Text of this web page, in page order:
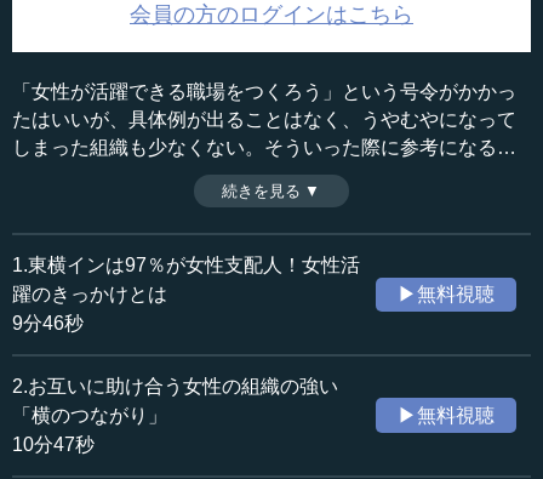
会員の方のログインはこちら
「女性が活躍できる職場をつくろう」という号令がかかっ
たはいいが、具体例が出ることはなく、うやむやになって
しまった組織も少なくない。そういった際に参考になるの
が、女性の多い職場での成功例である。女性の強み、弱み
を含めた特徴が分かれば、男性と女性をいかに配置し、組
織のバランスを取ればいいかが見えてくる。（全7話中第2
話）
※インタビュアー：川上達史（テンミニッツTV編集長）
収録日：2020年1月17日
追加日：2020年4月2日
カテゴリー：
ビジネス・経営
≪全文≫
●女性が得意な伝達、不得意な伝達
―― 東横インでは女性が大変活躍されていますが、普通
続きを見る ▼
1.東横インは97％が女性支配人！女性活
躍のきっかけとは
9分46秒
▶無料視聴
2.お互いに助け合う女性の組織の強い
「横のつながり」
10分47秒
▶無料視聴